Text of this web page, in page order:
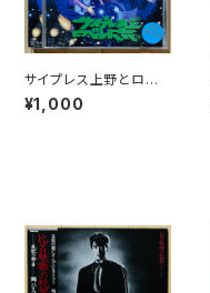
サイプレス上野とロベ
ルト吉野 / サ上とロ吉
のINMIX(NON STOP
¥1,000